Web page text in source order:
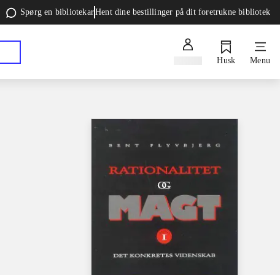
Spørg en bibliotekarHent dine bestillinger på dit foretrukne bibliotek
Husk Menu